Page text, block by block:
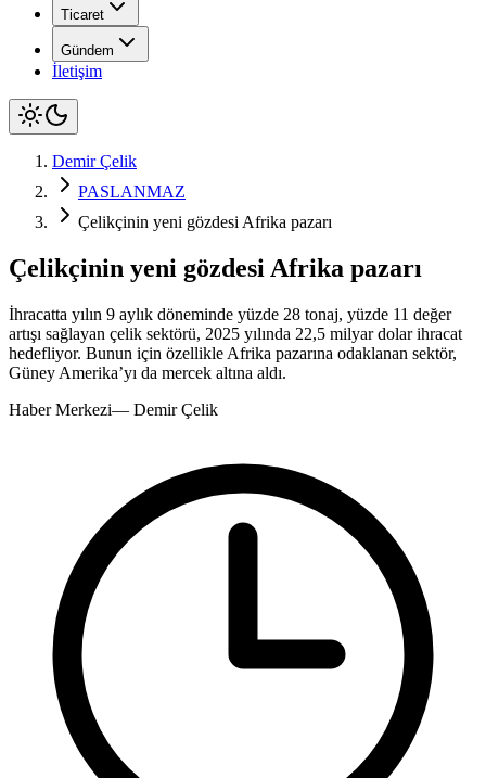
Ticaret
Gündem
İletişim
Demir Çelik
PASLANMAZ
Çelikçinin yeni gözdesi Afrika pazarı
Çelikçinin yeni gözdesi Afrika pazarı
İhracatta yılın 9 aylık döneminde yüzde 28 tonaj, yüzde 11 değer
artışı sağlayan çelik sektörü, 2025 yılında 22,5 milyar dolar ihracat
hedefliyor. Bunun için özellikle Afrika pazarına odaklanan sektör,
Güney Amerika’yı da mercek altına aldı.
Haber Merkezi— Demir Çelik